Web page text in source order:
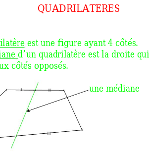
QUADRILATERES
est une figure ayant 4 côtés.
d’un quadrilatère est la droite q
côtés opposés.
une médiane